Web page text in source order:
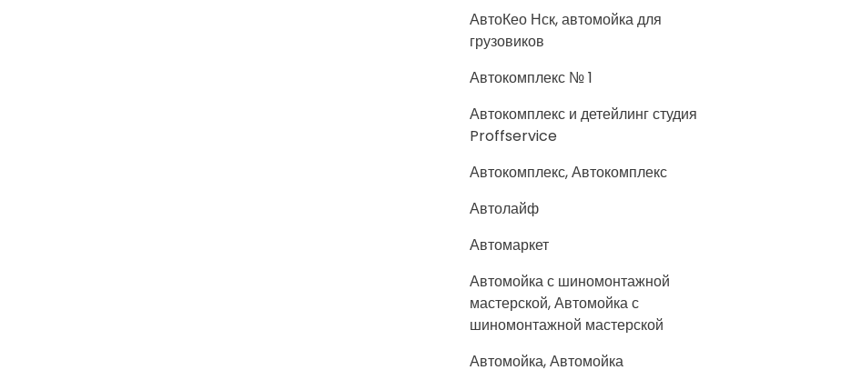
АвтоКео Нск, автомойка для
грузовиков
Автокомплекс № 1
Автокомплекс и детейлинг студия
Proffservice
Автокомплекс, Автокомплекс
Автолайф
Автомаркет
Автомойка с шиномонтажной
мастерской, Автомойка с
шиномонтажной мастерской
Автомойка, Автомойка